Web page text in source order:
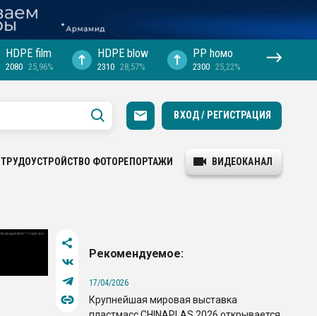
HDPE film
2080 25,96%
HDPE blow
2310 28,57%
PP hомо
2300 25,22%
ВХОД / РЕГИСТРАЦИЯ
ТРУДОУСТРОЙСТВО ФОТОРЕПОРТАЖИ ВИДЕОКАНАЛ
Рекомендуемое:
17/04/2026
Крупнейшая мировая выставка